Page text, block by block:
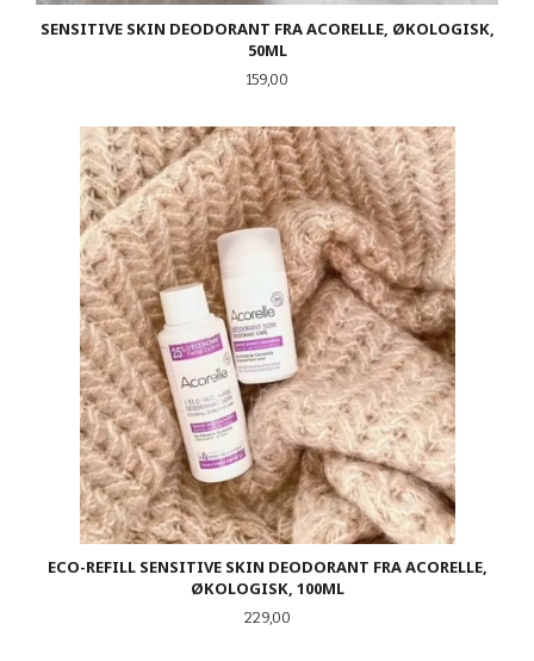
SENSITIVE SKIN DEODORANT FRA ACORELLE, ØKOLOGISK,
50ML
Pris
159,00
ECO-REFILL SENSITIVE SKIN DEODORANT FRA ACORELLE,
ØKOLOGISK, 100ML
Pris
229,00